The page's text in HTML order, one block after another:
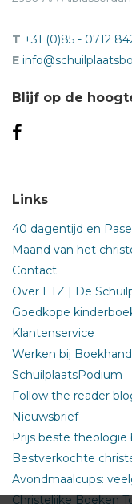
T +31 (0)85 - 0712
E
Blijf op de
Links
40 dagentijd en
Maand van het
Contact
Over ETZ | De
Goedkope
Klantenservice
Werken bij
SchuilplaatsPodium
Follow the reader
Nieuwsbrief
Prijs beste theologie
Bestverkochte
Avondmaalcups:
Christelijke Boeken